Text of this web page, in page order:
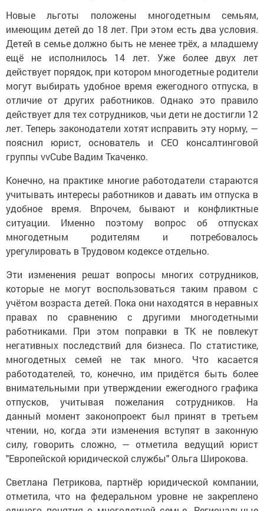
Новые льготы положены многодетным семьям,
имеющим детей до 18 лет. При этом есть два условия.
Детей в семье должно быть не менее трёх, а младшему
ещё не исполнилось 14 лет. Уже более двух лет
действует порядок, при котором многодетные родители
могут выбирать удобное время ежегодного отпуска, в
отличие от других работников. Однако это правило
действует для тех сотрудников, чьи дети не достигли 12
лет. Теперь законодатели хотят исправить эту норму, —
пояснил юрист, основатель и СЕО консалтинговой
группы vvCube Вадим Ткаченко.
Конечно, на практике многие работодатели стараются
учитывать интересы работников и давать им отпуска в
удобное время. Впрочем, бывают и конфликтные
ситуации. Именно поэтому вопрос об отпусках
многодетным родителям и потребовалось
урегулировать в Трудовом кодексе отдельно.
Эти изменения решат вопросы многих сотрудников,
которые не могут воспользоваться таким правом с
учётом возраста детей. Пока они находятся в неравных
правах по сравнению с другими многодетными
работниками. При этом поправки в ТК не повлекут
негативных последствий для бизнеса. По статистике,
многодетных семей не так много. Что касается
работодателей, то, конечно, им придётся быть более
внимательными при утверждении ежегодного графика
отпусков, учитывая пожелания сотрудников. На
данный момент законопроект был принят в третьем
чтении, но, когда эти изменения вступят в законную
силу, говорить сложно, — отметила ведущий юрист
"Европейской юридической службы" Ольга Широкова.
Светлана Петрикова, партнёр юридической компании,
отметила, что на федеральном уровне не закреплено